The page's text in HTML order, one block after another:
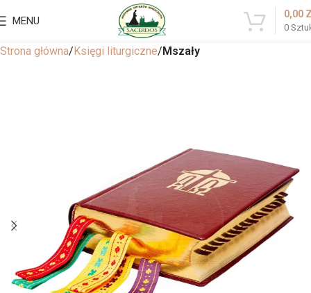
MENU
0
0,00
Strona główna Księgi liturgiczne Mszały